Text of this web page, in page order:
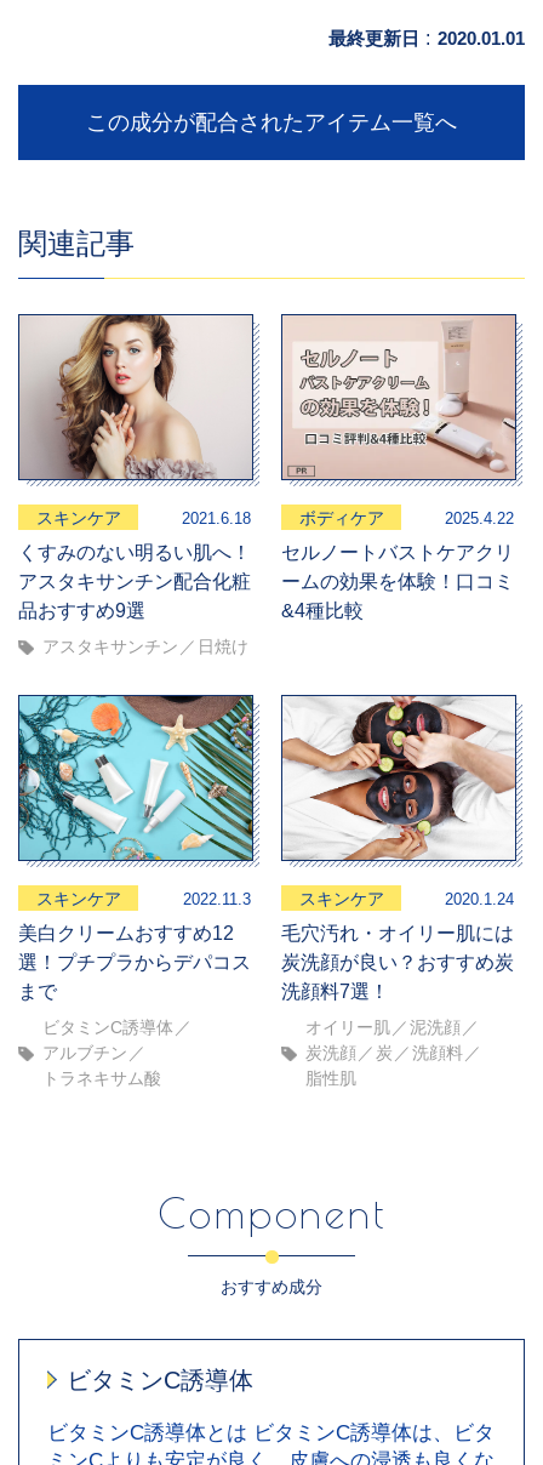
最終更新日 : 2020.01.01
この成分が配合されたアイテム一覧へ
関連記事
スキンケア 2021.6.18
くすみのない明るい肌へ！
アスタキサンチン配合化粧
品おすすめ9選
アスタキサンチン 日焼け
ボディケア 2025.4.22
セルノートバストケアクリ
ームの効果を体験！口コミ
&4種比較
スキンケア 2022.11.3
美白クリームおすすめ12
選！プチプラからデパコス
まで
ビタミンC誘導体
アルブチン
トラネキサム酸
スキンケア 2020.1.24
毛穴汚れ・オイリー肌には
炭洗顔が良い？おすすめ炭
洗顔料7選！
オイリー肌
泥洗顔
炭洗顔
炭
洗顔料
脂性肌
Component
おすすめ成分
ビタミンC誘導体
ビタミンC誘導体とは ビタミンC誘導体は、ビタ